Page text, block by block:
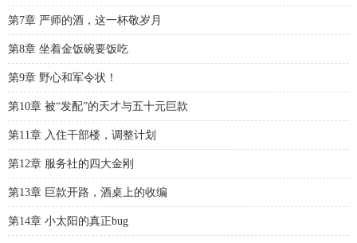
第7章 严师的酒，这一杯敬岁月
第8章 坐着金饭碗要饭吃
第9章 野心和军令状！
第10章 被“发配”的天才与五十元巨款
第11章 入住干部楼，调整计划
第12章 服务社的四大金刚
第13章 巨款开路，酒桌上的收编
第14章 小太阳的真正bug